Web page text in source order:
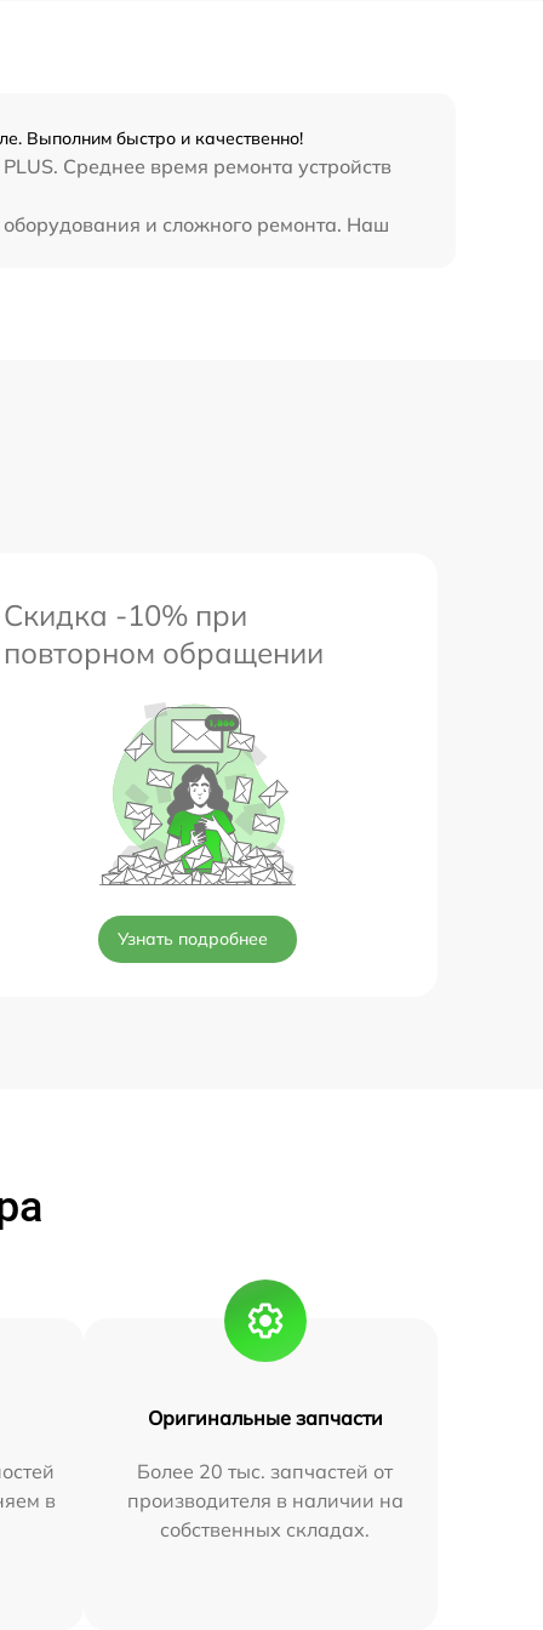
1750 р
Выполним быстро и качественно!
Среднее время ремонта устройств
оборудования и сложного ремонта. Наш
Скидка -10% при
повторном обращении
Узнать подробнее
в
Оригинальные запчасти
Более 20 тыс. запчастей от
производителя в наличии на
собственных складах.